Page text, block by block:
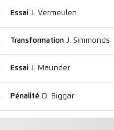
EssaiJ. Vermeulen
TransformationJ. Simmonds
EssaiJ. Maunder
Pénalité D. Biggar